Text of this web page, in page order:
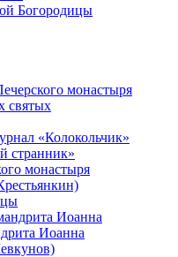
Богородицы
монастыря
святых
«Колокольчик»
странник»
монастыря
Иоанна
Иоанна